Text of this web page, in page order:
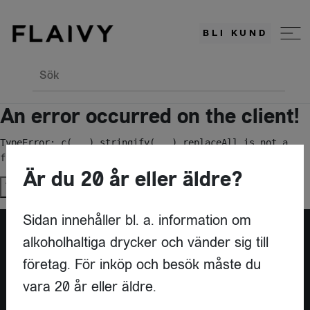
BLI KUND
Sök
An error occurred on the client!
TypeError: c(...).stringify(...).replaceAll is not a
function
Try again
Är du leverantör?
Är du 20 år eller äldre?
Sidan innehåller bl. a. information om
alkoholhaltiga drycker och vänder sig till
företag. För inköp och besök måste du
vara 20 år eller äldre.